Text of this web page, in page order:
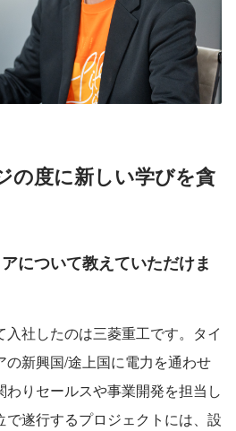
の度に新しい学びを貪
について教えていただけま
社したのは三菱重工です。タイ
新興国/途上国に電力を通わせ
わりセールスや事業開発を担当し
で遂行するプロジェクトには、設